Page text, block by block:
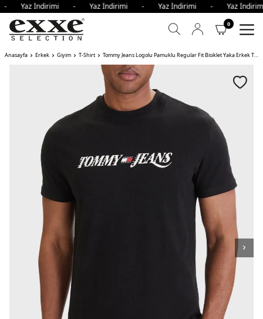
Yaz İndirimi - Yaz İndirimi - Yaz İndirimi - Yaz
0
Anasayfa Erkek Giyim T-Shirt Tommy Jeans Logolu Pamuklu Regular Fit Bisiklet Yaka Erkek T Shirt BDS